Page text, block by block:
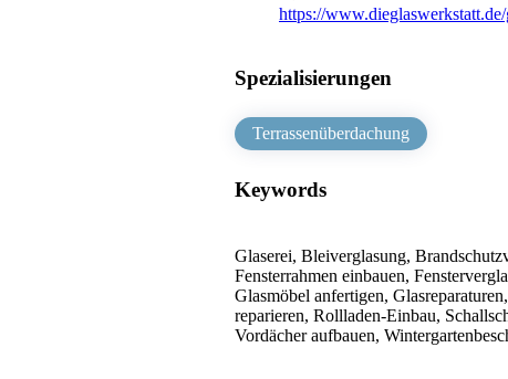
https://
Spezialisierungen
Terrassenüberdachung
Keywords
Glaserei, Bleiverglasung,
Fensterrahmen einbauen,
Glasmöbel anfertigen,
reparieren, Rollladen-Einbau,
Vordächer aufbauen,